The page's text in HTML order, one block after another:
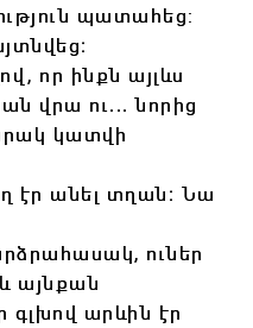
պատահեց:
որ ինքն այլևս
վրա ու․․․ նորից
կատվի
էր անել տղան։ Նա
ուներ
այնքան
արևին էր